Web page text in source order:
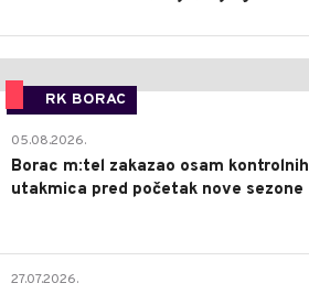
RK BORAC
05.08.2026.
Borac m:tel zakazao osam kontrolnih
utakmica pred početak nove sezone
27.07.2026.